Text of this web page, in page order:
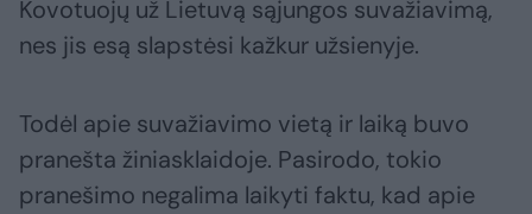
Kovotuojų už Lietuvą sąjungos suvažiavimą,
nes jis esą slapstėsi kažkur užsienyje.
Todėl apie suvažiavimo vietą ir laiką buvo
pranešta žiniasklaidoje. Pasirodo, tokio
pranešimo negalima laikyti faktu, kad apie